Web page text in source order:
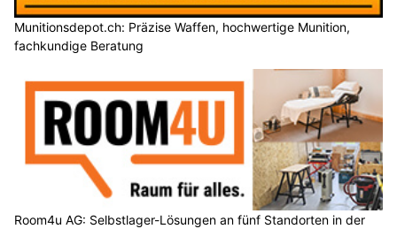
Munitionsdepot.ch: Präzise Waffen, hochwertige Munition,
fachkundige Beratung
Room4u AG: Selbstlager-Lösungen an fünf Standorten in der